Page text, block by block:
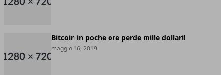
Bitcoin in poche ore perde mille dollari!
maggio 16, 2019